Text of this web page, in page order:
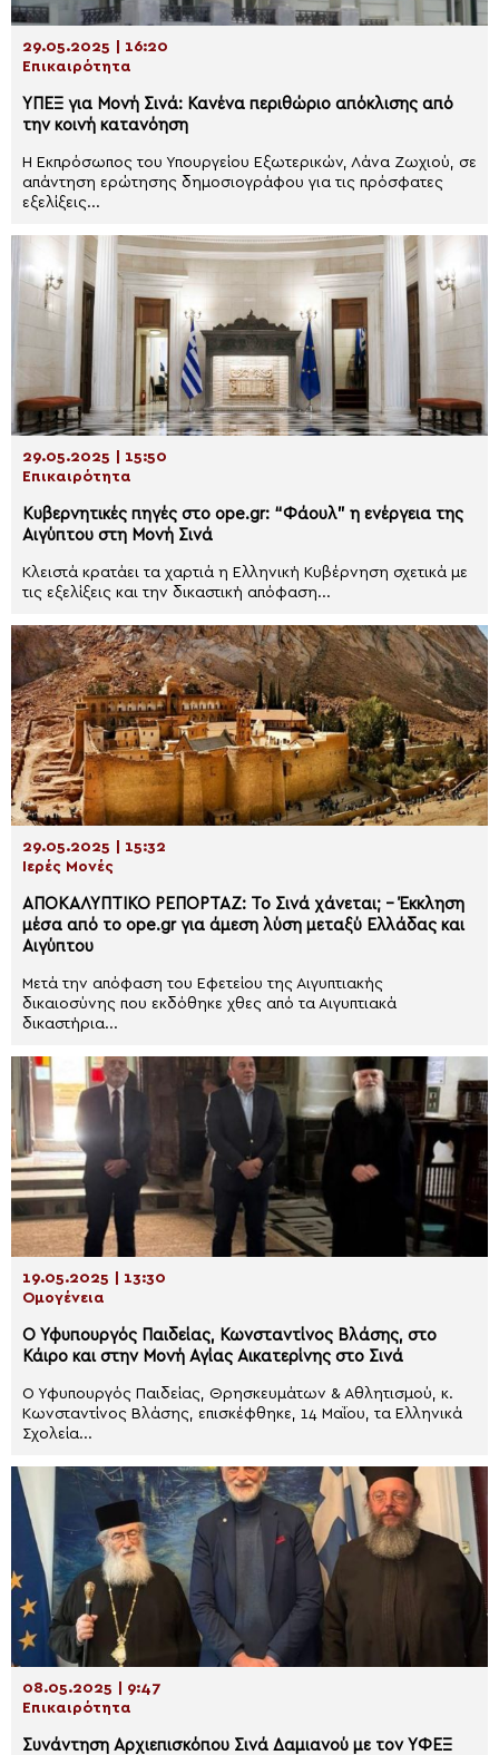
29.05.2025 | 16:20
Επικαιρότητα
ΥΠΕΞ για Μονή Σινά: Κανένα περιθώριο απόκλισης από
την κοινή κατανόηση
Η Εκπρόσωπος του Υπουργείου Εξωτερικών, Λάνα Ζωχιού, σε
απάντηση ερώτησης δημοσιογράφου για τις πρόσφατες
εξελίξεις...
29.05.2025 | 15:50
Επικαιρότητα
Κυβερνητικές πηγές στο ope.gr: “Φάουλ” η ενέργεια της
Αιγύπτου στη Μονή Σινά
Κλειστά κρατάει τα χαρτιά η Ελληνική Κυβέρνηση σχετικά με
τις εξελίξεις και την δικαστική απόφαση...
29.05.2025 | 15:32
Ιερές Μονές
ΑΠΟΚΑΛΥΠΤΙΚΟ ΡΕΠΟΡΤΑΖ: Το Σινά χάνεται; – Έκκληση
μέσα από το ope.gr για άμεση λύση μεταξύ Ελλάδας και
Αιγύπτου
Μετά την απόφαση του Εφετείου της Αιγυπτιακής
δικαιοσύνης που εκδόθηκε χθες από τα Αιγυπτιακά
δικαστήρια...
19.05.2025 | 13:30
Ομογένεια
Ο Υφυπουργός Παιδείας, Κωνσταντίνος Βλάσης, στο
Κάιρο και στην Μονή Αγίας Αικατερίνης στο Σινά
Ο Υφυπουργός Παιδείας, Θρησκευμάτων & Αθλητισμού, κ.
Κωνσταντίνος Βλάσης, επισκέφθηκε, 14 Μαΐου, τα Ελληνικά
Σχολεία...
08.05.2025 | 9:47
Επικαιρότητα
Συνάντηση Αρχιεπισκόπου Σινά Δαμιανού με τον ΥΦΕΞ